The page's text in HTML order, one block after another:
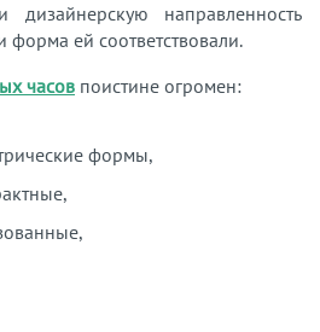
направленность
форма ей соответствовали.
часов поистине огромен:
формы,